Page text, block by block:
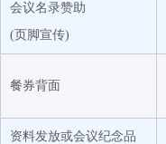
会议名录赞助
(页脚宣传)
餐券背面
资料发放或会议纪念品